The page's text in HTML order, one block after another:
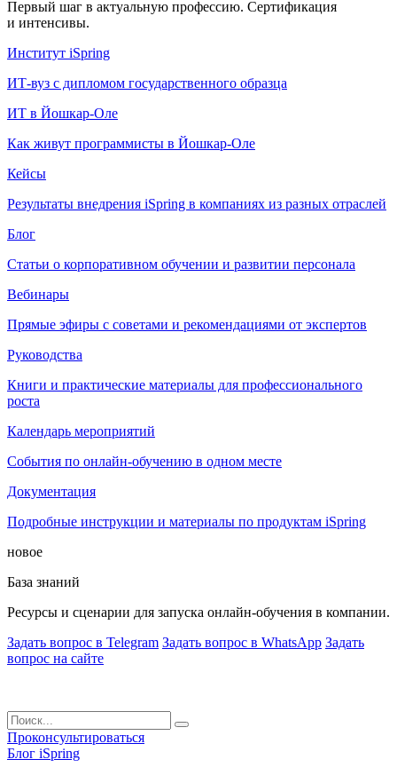
Первый шаг в актуальную профессию. Сертификация
и интенсивы.
Институт iSpring
ИТ-вуз с дипломом государственного образца
ИТ в Йошкар-Оле
Как живут программисты в Йошкар‑Оле
Кейсы
Результаты внедрения iSpring в компаниях из разных отраслей
Блог
Статьи о корпоративном обучении и развитии персонала
Вебинары
Прямые эфиры с советами и рекомендациями от экспертов
Руководства
Книги и практические материалы для профессионального
роста
Календарь мероприятий
События по онлайн-обучению в одном месте
Документация
Подробные инструкции и материалы по продуктам iSpring
новое
База знаний
Ресурсы и сценарии для запуска онлайн-обучения в компании.
Задать вопрос в Telegram Задать вопрос в WhatsApp Задать
вопрос на сайте
Проконсультироваться
Блог iSpring